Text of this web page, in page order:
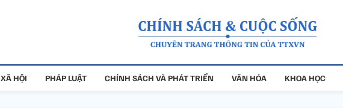
XÃ HỘI PHÁP LUẬT CHÍNH SÁCH VÀ PHÁT TRIỂN VĂN HÓA KHOA HỌC